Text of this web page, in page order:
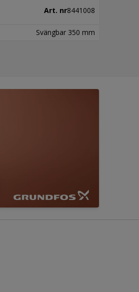
Art. nr8441008
Svängbar 350 mm